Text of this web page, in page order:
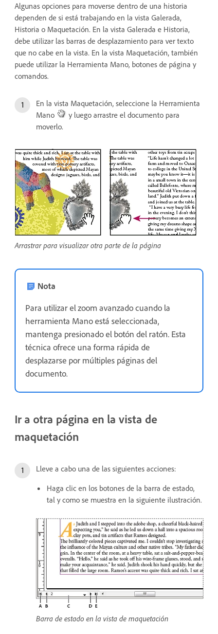
Algunas opciones para moverse dentro de una historia
dependen de si está trabajando en la vista Galerada,
Historia o Maquetación. En la vista Galerada e Historia,
debe utilizar las barras de desplazamiento para ver texto
que no cabe en la vista. En la vista Maquetación, también
puede utilizar la Herramienta Mano, botones de página y
comandos.
En la vista Maquetación, seleccione la Herramienta
Mano
y luego arrastre el documento para
moverlo.
Arrastrar para visualizar otra parte de la página
Nota
Para utilizar el zoom avanzado cuando la
herramienta Mano está seleccionada,
mantenga presionado el botón del ratón. Esta
técnica ofrece una forma rápida de
desplazarse por múltiples páginas del
documento.
Ir a otra página en la vista de
maquetación
Lleve a cabo una de las siguientes acciones:
Haga clic en los botones de la barra de estado,
tal y como se muestra en la siguiente ilustración.
Barra de estado en la vista de maquetación